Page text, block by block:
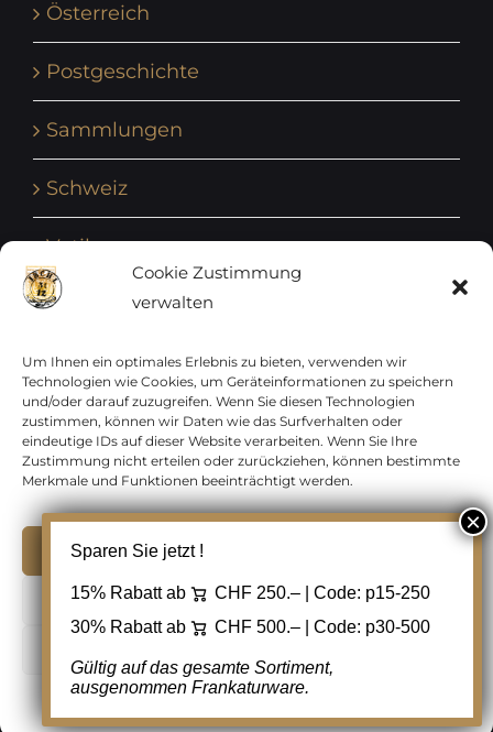
Cookie Zustimmung
verwalten
Um Ihnen ein optimales Erlebnis zu bieten, verwenden wir
Technologien wie Cookies, um Geräteinformationen zu speichern
und/oder darauf zuzugreifen. Wenn Sie diesen Technologien
zustimmen, können wir Daten wie das Surfverhalten oder
eindeutige IDs auf dieser Website verarbeiten. Wenn Sie Ihre
Zustimmung nicht erteilen oder zurückziehen, können bestimmte
Merkmale und Funktionen beeinträchtigt werden.
Ablehnen
Österreich
Postgeschichte
Sammlungen
Schweiz
Vatikan
Vereinte Nationen
Vorphilatelie
Zensurbelege Österreich
Zensurbelege Schweiz
Copyright 2012 - 2024 URAY GmbH | All Rights
Reserved |
PCI Data Security Standards |
Facebook
Sparen Sie jetzt !
15% Rabatt ab CHF 250.– | Code: p15-250
30% Rabatt ab
CHF 500.– | Code: p30-500
Gültig auf das gesamte Sortiment,
ausgenommen Frankaturware.